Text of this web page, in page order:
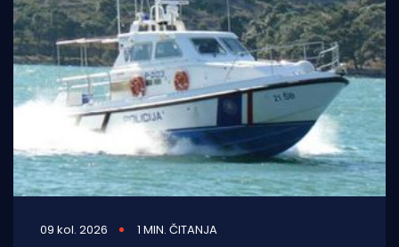
09 kol. 2026 1 MIN. ČITANJA